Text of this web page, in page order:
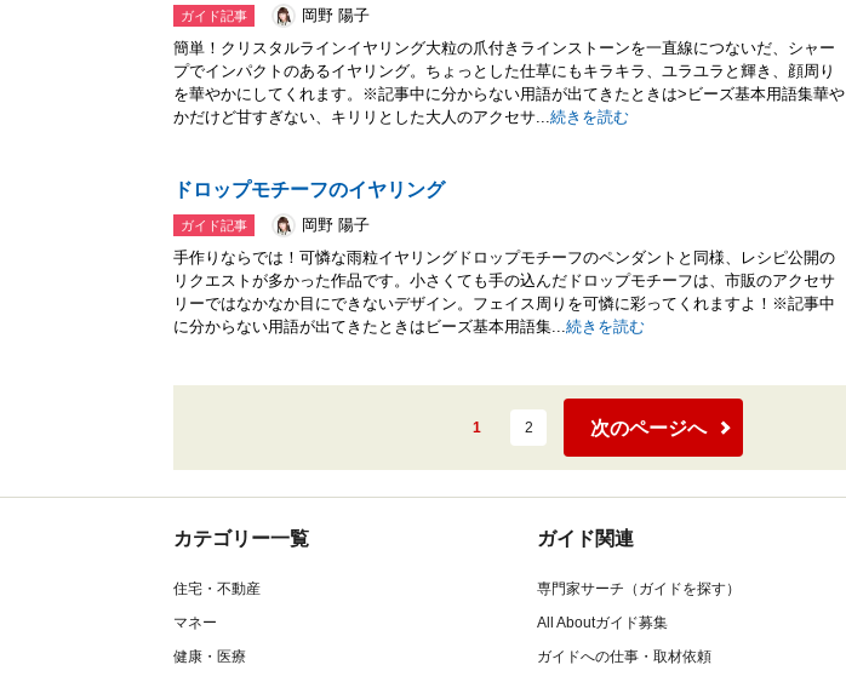
ガイド記事
岡野 陽子
簡単！クリスタルラインイヤリング大粒の爪付きラインストーンを一直線につないだ、シャー
プでインパクトのあるイヤリング。ちょっとした仕草にもキラキラ、ユラユラと輝き、顔周り
を華やかにしてくれます。※記事中に分からない用語が出てきたときは>ビーズ基本用語集華や
かだけど甘すぎない、キリリとした大人のアクセサ...続きを読む
ドロップモチーフのイヤリング
ガイド記事
岡野 陽子
手作りならでは！可憐な雨粒イヤリングドロップモチーフのペンダントと同様、レシピ公開の
リクエストが多かった作品です。小さくても手の込んだドロップモチーフは、市販のアクセサ
リーではなかなか目にできないデザイン。フェイス周りを可憐に彩ってくれますよ！※記事中
に分からない用語が出てきたときはビーズ基本用語集...続きを読む
1 2 次のページへ
カテゴリー一覧
住宅・不動産
マネー
健康・医療
ガイド関連
専門家サーチ（ガイドを探す）
All Aboutガイド募集
ガイドへの仕事・取材依頼